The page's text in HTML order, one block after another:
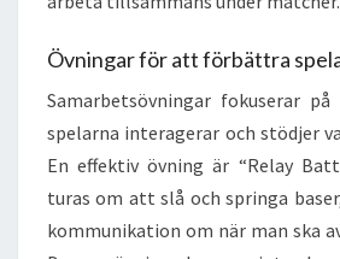
Övningar för att förbättra
Samarbetsövningar fokuserar
spelarna interagerar och stödjer
En effektiv övning är “Relay
turas om att slå och springa
kommunikation om när man ska